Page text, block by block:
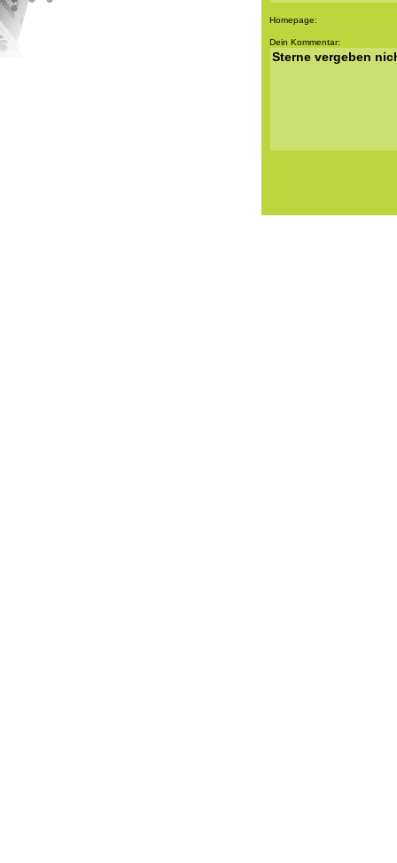
Homepage:
Dein Kommentar: